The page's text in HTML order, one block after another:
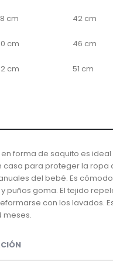
cm 42 cm
cm 46 cm
cm 51 cm
en forma de saquito es
casa para proteger la ropa
del bebé. Es
puños goma. El tejido
con los lavados.
meses.